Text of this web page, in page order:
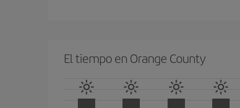
El tiempo en Orange County